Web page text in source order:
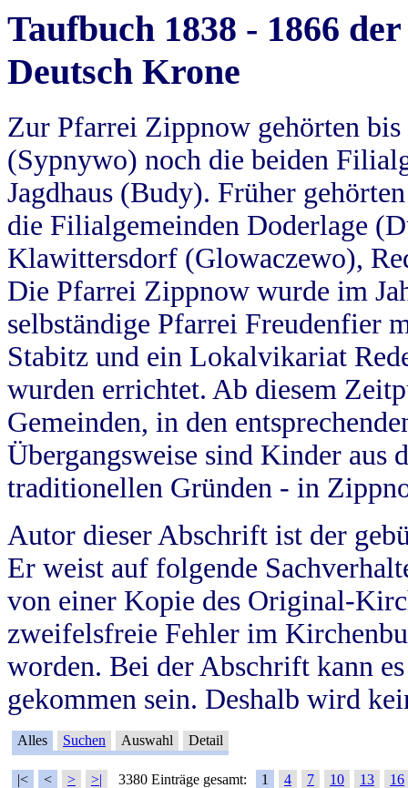
Taufbuch 1838 - 1866
Deutsch Krone
Zur Pfarrei Zippnow gehörten
(Sypnywo) noch die beiden
Jagdhaus (Budy). Früher
die Filialgemeinden Doderlage
Klawittersdorf (Glowaczewo),
Die Pfarrei Zippnow wurde im
selbständige Pfarrei Freudenfier
Stabitz und ein Lokalvikariat
wurden errichtet. Ab diesem
Gemeinden, in den
Übergangsweise sind Kinder aus
traditionellen Gründen - in
Autor dieser Abschrift ist der
Er weist auf folgende
von einer Kopie des Original-
zweifelsfreie Fehler im
worden. Bei der Abschrift kann
gekommen sein. Deshalb wird
Alles Suchen Auswahl Detail
|< < > >| 3380 Einträge gesamt: 1 4 7 10 13
16